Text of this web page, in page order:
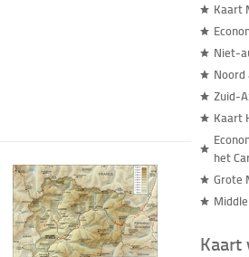
Kaart
Niet-
Zuid-
Kaart
het
Grote
Kaart